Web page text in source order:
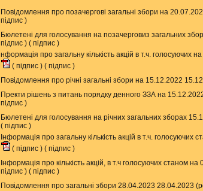
Повідомлення про позачергові загальні збори на
підпис )
Бюлетені для голосування на позачерговиз загальних
підпис ) ( підпис )
нформація про загальну кількість акцій в т.ч.
( підпис ) ( підпис )
Повідомлення про річні загальні збори на 15.12.2022
Пректи рішень з питань порядку денного ЗЗА на
підпис )
Бюлетені для голосування на річних загальних зборах
( підпис )
Інформація про загальну кількість акцій в т.ч.
( підпис ) ( підпис )
Інформація про кількість акцій, в т.ч голосуючих станом
підпис ) ( підпис )
Повідомлення про загальні збори 28.04.2023 28.04.2023